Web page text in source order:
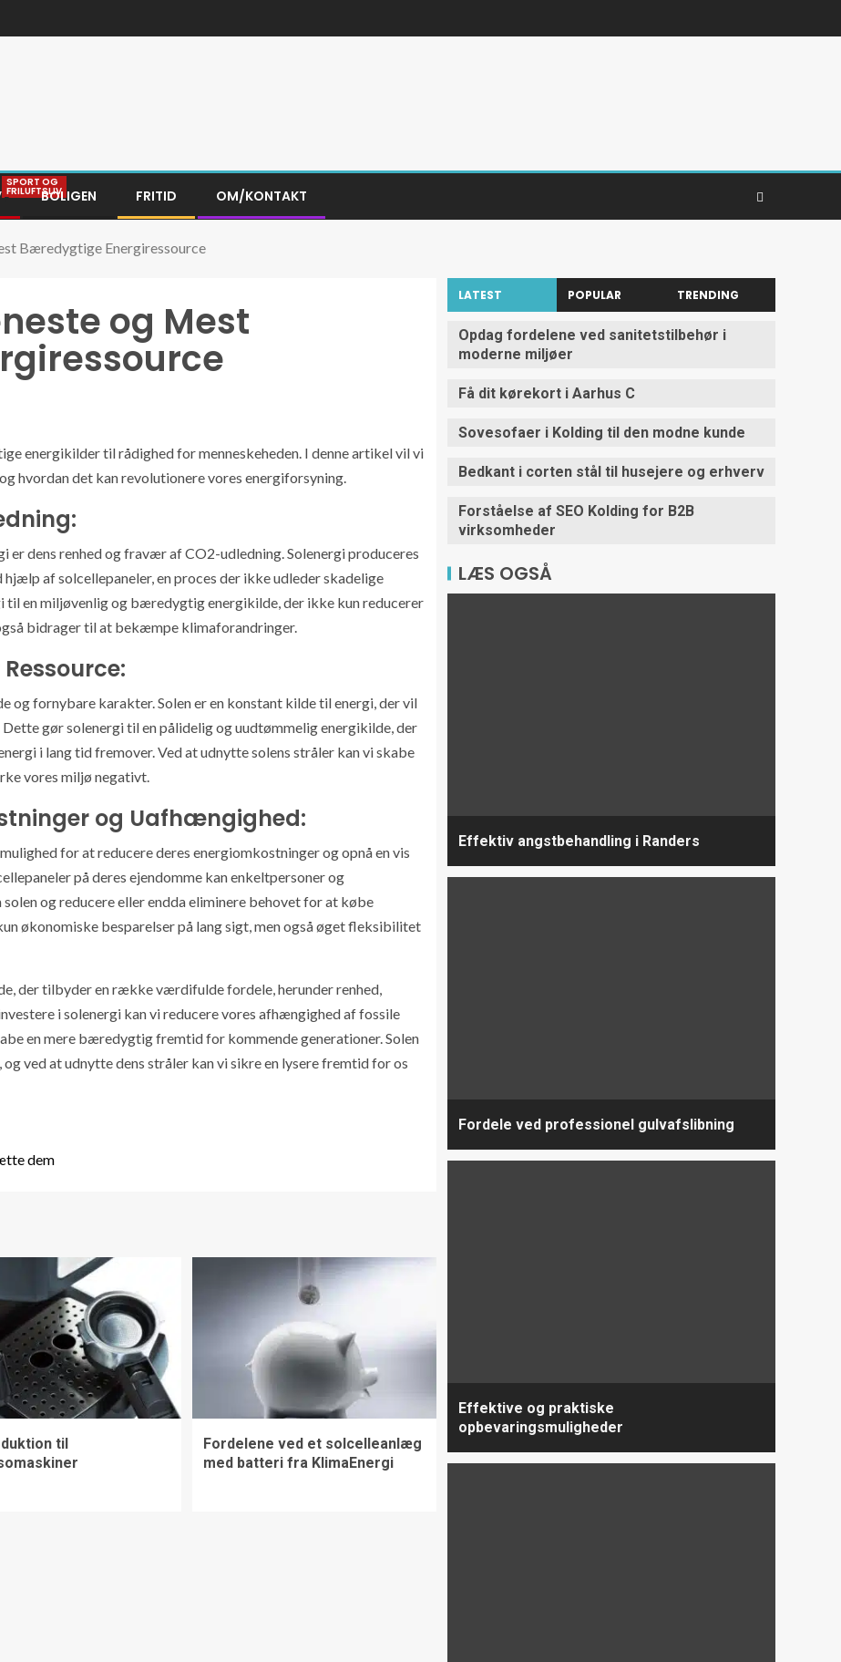
SPORT OG
FRILUFTSLIVBOLIGEN FRITID OM/KONTAKT
Bæredygtige Energiressource
og Mest
energikilder til rådighed for menneskeheden. I denne artikel vil vi
hvordan det kan revolutionere vores energiforsyning.
er dens renhed og fravær af CO2-udledning. Solenergi produceres
af solcellepaneler, en proces der ikke udleder skadelige
til en miljøvenlig og bæredygtig energikilde, der ikke kun reducerer
bidrager til at bekæmpe klimaforandringer.
og fornybare karakter. Solen er en konstant kilde til energi, der vil
gør solenergi til en pålidelig og uudtømmelig energikilde, der
i lang tid fremover. Ved at udnytte solens stråler kan vi skabe
vores miljø negativt.
og Uafhængighed:
for at reducere deres energiomkostninger og opnå en vis
på deres ejendomme kan enkeltpersoner og
og reducere eller endda eliminere behovet for at købe
økonomiske besparelser på lang sigt, men også øget fleksibilitet
der tilbyder en række værdifulde fordele, herunder renhed,
i solenergi kan vi reducere vores afhængighed af fossile
en mere bæredygtig fremtid for kommende generationer. Solen
ved at udnytte dens stråler kan vi sikre en lysere fremtid for os
dem
til
Fordelene ved et solcelleanlæg
med batteri fra KlimaEnergi
LATEST POPULAR TRENDING
Opdag fordelene ved sanitetstilbehør i
moderne miljøer
Få dit kørekort i Aarhus C
Sovesofaer i Kolding til den modne kunde
Bedkant i corten stål til husejere og erhverv
Forståelse af SEO Kolding for B2B
virksomheder
LÆS OGSÅ
Effektiv angstbehandling i Randers
Fordele ved professionel gulvafslibning
Effektive og praktiske
opbevaringsmuligheder